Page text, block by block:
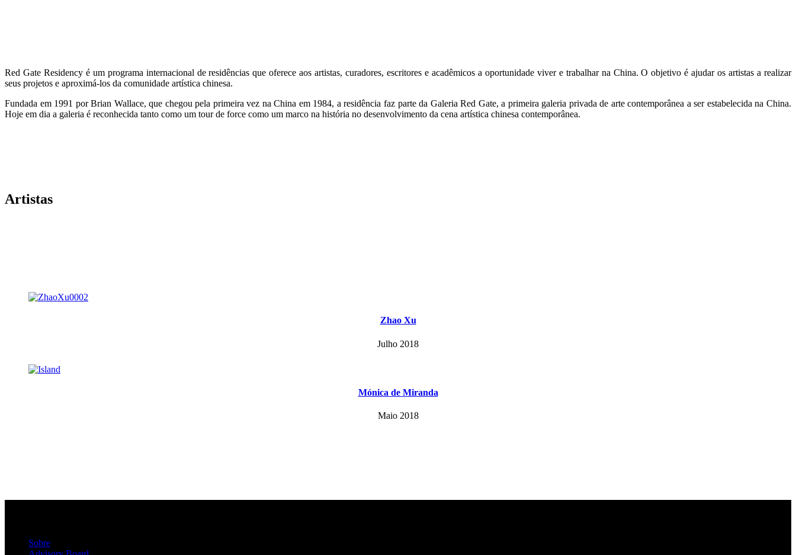
Red Gate Residency é um programa internacional de residências que oferece aos artistas, curadores, escritores e acadêmicos a oportunidade viver e trabalhar na China. O objetivo é ajudar os artistas a realizar
seus projetos e aproximá-los da comunidade artística chinesa.
Fundada em 1991 por Brian Wallace, que chegou pela primeira vez na China em 1984, a residência faz parte da Galeria Red Gate, a primeira galeria privada de arte contemporânea a ser estabelecida na China.
Hoje em dia a galeria é reconhecida tanto como um tour de force como um marco na história no desenvolvimento da cena artística chinesa contemporânea.
Artistas
Zhao Xu
Julho 2018
Mónica de Miranda
Maio 2018
Sobre